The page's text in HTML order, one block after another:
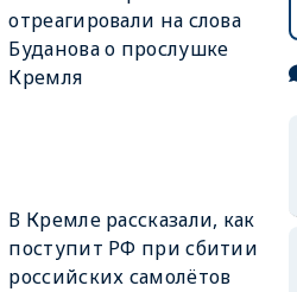
отреагировали на слова
Буданова о прослушке
Кремля
В Кремле рассказали, как
поступит РФ при сбитии
российских самолётов